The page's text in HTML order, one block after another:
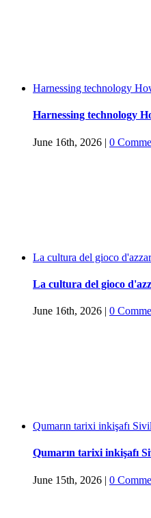
Harnessing technology
Harnessing technology
June 16th, 2026 | 0
La cultura del gioco
La cultura del gioco
June 16th, 2026 | 0
Qumarın tarixi inkişafı
Qumarın tarixi inkişafı
June 15th, 2026 | 0